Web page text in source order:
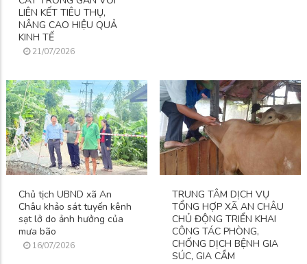
LIÊN KẾT TIÊU THỤ,
NÂNG CAO HIỆU QUẢ
KINH TẾ
21/07/2026
Chủ tịch UBND xã An
Châu khảo sát tuyến kênh
sạt lở do ảnh hưởng của
mưa bão
16/07/2026
TRUNG TÂM DỊCH VỤ
TỔNG HỢP XÃ AN CHÂU
CHỦ ĐỘNG TRIỂN KHAI
CÔNG TÁC PHÒNG,
CHỐNG DỊCH BỆNH GIA
SÚC, GIA CẦM